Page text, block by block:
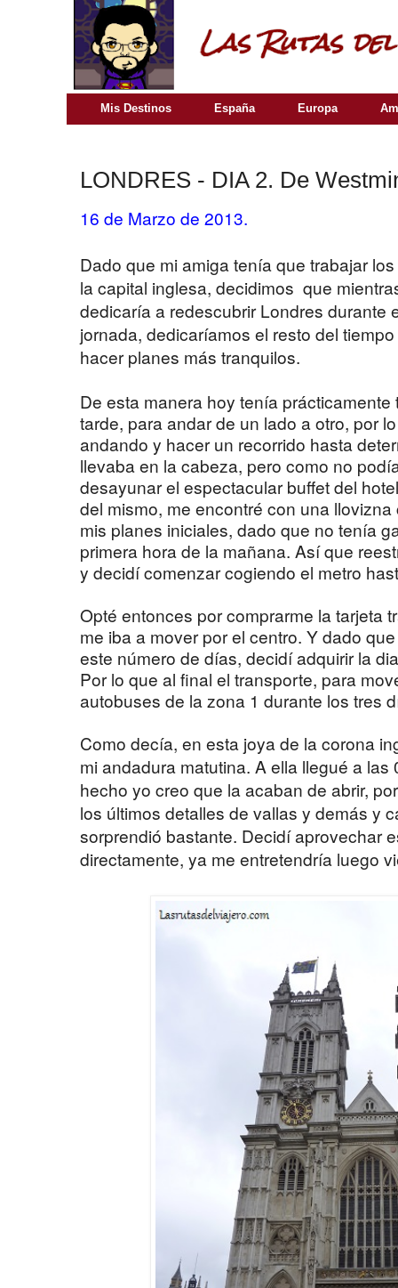
Mis Destinos España Europa
LONDRES - DIA 2. De
16 de Marzo de 2013.
Dado que mi amiga tenía que trabajar
la capital inglesa, decidimos que
dedicaría a redescubrir Londres durante
jornada, dedicaríamos el resto del
hacer planes más tranquilos.
De esta manera hoy tenía
tarde, para andar de un lado a otro, por
andando y hacer un recorrido hasta
llevaba en la cabeza, pero como no
desayunar el espectacular buffet del
del mismo, me encontré con una
mis planes iniciales, dado que no tenía
primera hora de la mañana. Así que
y decidí comenzar cogiendo el metro
Opté entonces por comprarme la tarjeta
me iba a mover por el centro. Y dado
este número de días, decidí adquirir la
Por lo que al final el transporte, para
autobuses de la zona 1 durante los tres
Como decía, en esta joya de la corona
mi andadura matutina. A ella llegué a
hecho yo creo que la acaban de abrir,
los últimos detalles de vallas y demás y
sorprendió bastante. Decidí aprovechar
directamente, ya me entretendría luego